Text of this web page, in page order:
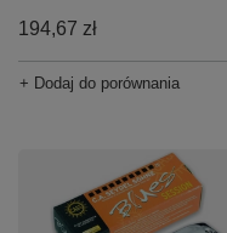
194,67 zł
+ Dodaj do porównania